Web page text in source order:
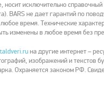
исключительно справочный
BARS не дает гарантий по
время. Технические
изменены в любое время без
на другие интернет –
изображений и текстов
Охраняется законом РФ.